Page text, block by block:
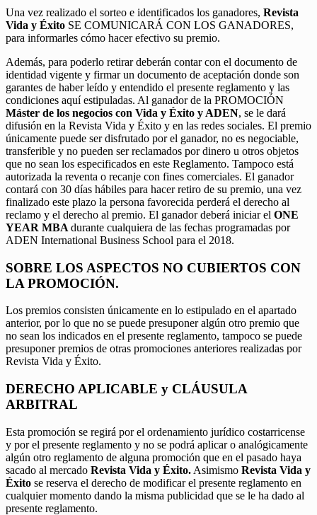
Una vez realizado el sorteo e identificados los ganadores, Revista
Vida y Éxito SE COMUNICARÁ CON LOS GANADORES,
para informarles cómo hacer efectivo su premio.
Además, para poderlo retirar deberán contar con el documento de
identidad vigente y firmar un documento de aceptación donde son
garantes de haber leído y entendido el presente reglamento y las
condiciones aquí estipuladas. Al ganador de la PROMOCIÓN
Máster de los negocios con Vida y Éxito y ADEN, se le dará
difusión en la Revista Vida y Éxito y en las redes sociales. El premio
únicamente puede ser disfrutado por el ganador, no es negociable,
transferible y no pueden ser reclamados por dinero u otros objetos
que no sean los especificados en este Reglamento. Tampoco está
autorizada la reventa o recanje con fines comerciales. El ganador
contará con 30 días hábiles para hacer retiro de su premio, una vez
finalizado este plazo la persona favorecida perderá el derecho al
reclamo y el derecho al premio. El ganador deberá iniciar el ONE
YEAR MBA durante cualquiera de las fechas programadas por
ADEN International Business School para el 2018.
SOBRE LOS ASPECTOS NO CUBIERTOS CON
LA PROMOCIÓN.
Los premios consisten únicamente en lo estipulado en el apartado
anterior, por lo que no se puede presuponer algún otro premio que
no sean los indicados en el presente reglamento, tampoco se puede
presuponer premios de otras promociones anteriores realizadas por
Revista Vida y Éxito.
DERECHO APLICABLE y CLÁUSULA
ARBITRAL
Esta promoción se regirá por el ordenamiento jurídico costarricense
y por el presente reglamento y no se podrá aplicar o analógicamente
algún otro reglamento de alguna promoción que en el pasado haya
sacado al mercado Revista Vida y Éxito. Asimismo Revista Vida y
Éxito se reserva el derecho de modificar el presente reglamento en
cualquier momento dando la misma publicidad que se le ha dado al
presente reglamento.